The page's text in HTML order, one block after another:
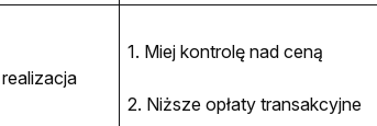
1. Miej kontrolę nad ceną
2. Niższe opłaty transakcyjne